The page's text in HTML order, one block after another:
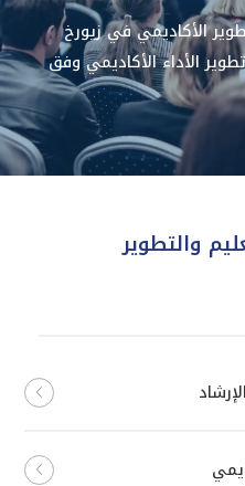
الأكاديمي في زيورخ
الأداء الأكاديمي وفق
والتطوير